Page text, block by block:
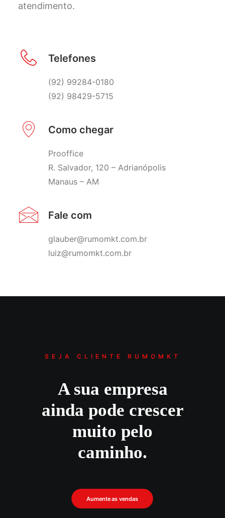
atendimento.
Telefones
(92) 99284-0180
(92) 98429-5715
Como chegar
Prooffice
R. Salvador, 120 – Adrianópolis
Manaus – AM
Fale com
glauber@rumomkt.com.br
luiz@rumomkt.com.br
SEJA CLIENTE RUMOMKT
A sua empresa
ainda pode crescer
muito pelo
caminho.
Aumente as vendas